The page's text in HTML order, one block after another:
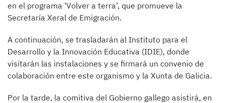
en el programa ‘Volver a terra’, que promueve la
Secretaría Xeral de Emigración.
A continuación, se trasladarán al Instituto para el
Desarrollo y la Innovación Educativa (IDIE), donde
visitarán las instalaciones y se firmará un convenio de
colaboración entre este organismo y la Xunta de Galicia.
Por la tarde, la comitiva del Gobierno gallego asistirá, en